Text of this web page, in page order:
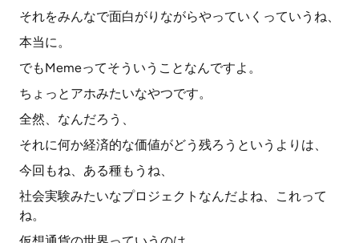
それをみんなで面白がりながらやっていくっていうね、
本当に。
でもMemeってそういうことなんですよ。
ちょっとアホみたいなやつです。
全然、なんだろう、
それに何か経済的な価値がどう残ろうというよりは、
今回もね、ある種もうね、
社会実験みたいなプロジェクトなんだよね、これって
ね。